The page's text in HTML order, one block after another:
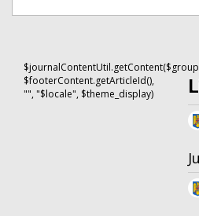
$footerContent.getArticleId(),
"", "$locale", $theme_display)